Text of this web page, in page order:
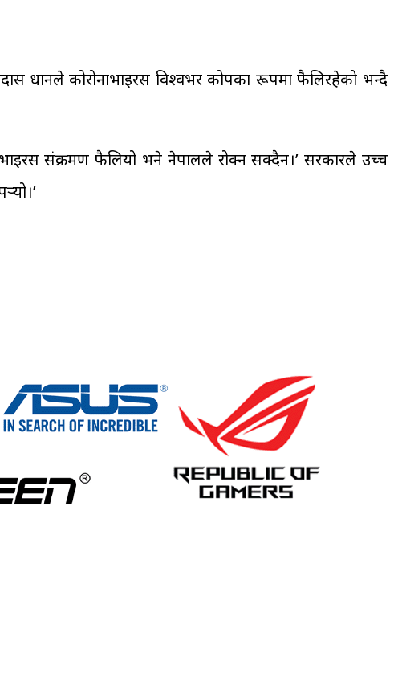
कोरोनाभाइरस विश्वभर प्रकोपका रूपमा फैलिरहेको भन्दै
संक्रमण फैलियो भने नेपालले रोक्न सक्दैन।’ सरकारले उच्च